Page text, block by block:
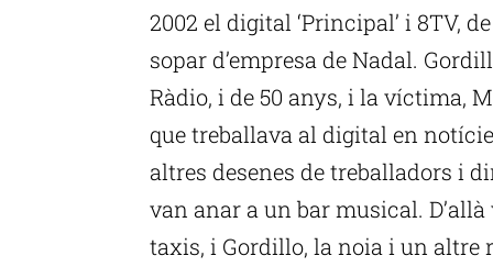
2002 el digital ‘Principal’ i 8TV,
sopar d’empresa de Nadal.
Ràdio, i de 50 anys, i la víctima,
que treballava al digital en
altres desenes de treballadors i
van anar a un bar musical.
taxis, i Gordillo, la noia i un altre